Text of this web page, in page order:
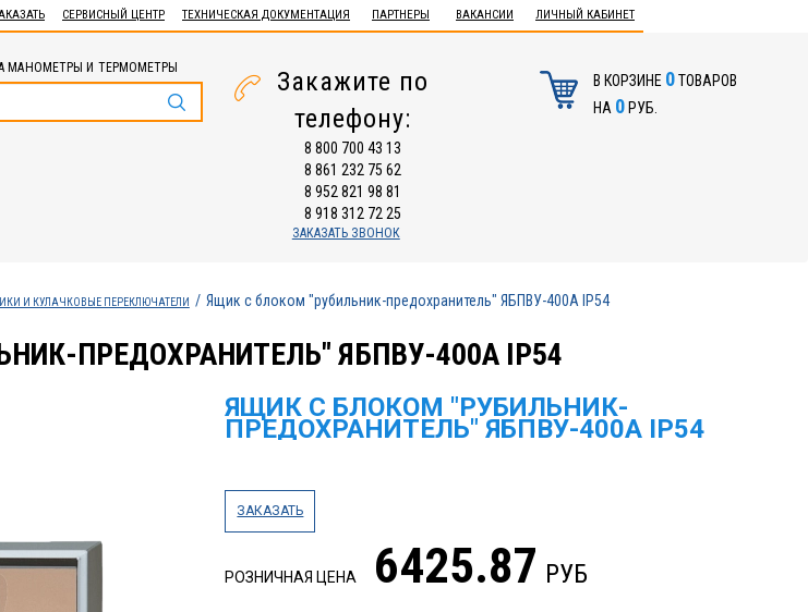
СЕРВИСНЫЙ ЦЕНТР ТЕХНИЧЕСКАЯ ДОКУМЕНТАЦИЯ ПАРТНЕРЫ ВАКАНСИИ ЛИЧНЫЙ КАБИНЕТ
МАНОМЕТРЫ И ТЕРМОМЕТРЫ
Закажите по
телефону:
8 800 700 43 13
8 861 232 75 62
8 952 821 98 81
8 918 312 72 25
ЗАКАЗАТЬ ЗВОНОК
В КОРЗИНЕ 0ТОВАРОВ
НА 0РУБ.
И КУЛАЧКОВЫЕ ПЕРЕКЛЮЧАТЕЛИ Ящик с блоком "рубильник-предохранитель" ЯБПВУ-400А IP54
ПРЕДОХРАНИТЕЛЬ" ЯБПВУ-400А IP54
ЯЩИК С БЛОКОМ "РУБИЛЬНИК-
ПРЕДОХРАНИТЕЛЬ" ЯБПВУ-400А IP54
ЗАКАЗАТЬ
РОЗНИЧНАЯ ЦЕНА 6425.87 РУБ